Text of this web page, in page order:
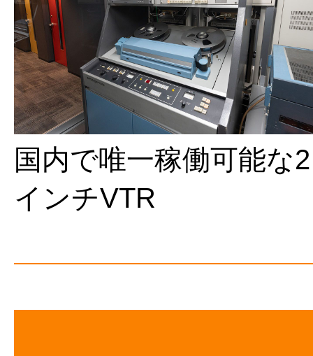
国内で唯一稼働可能な2
インチVTR